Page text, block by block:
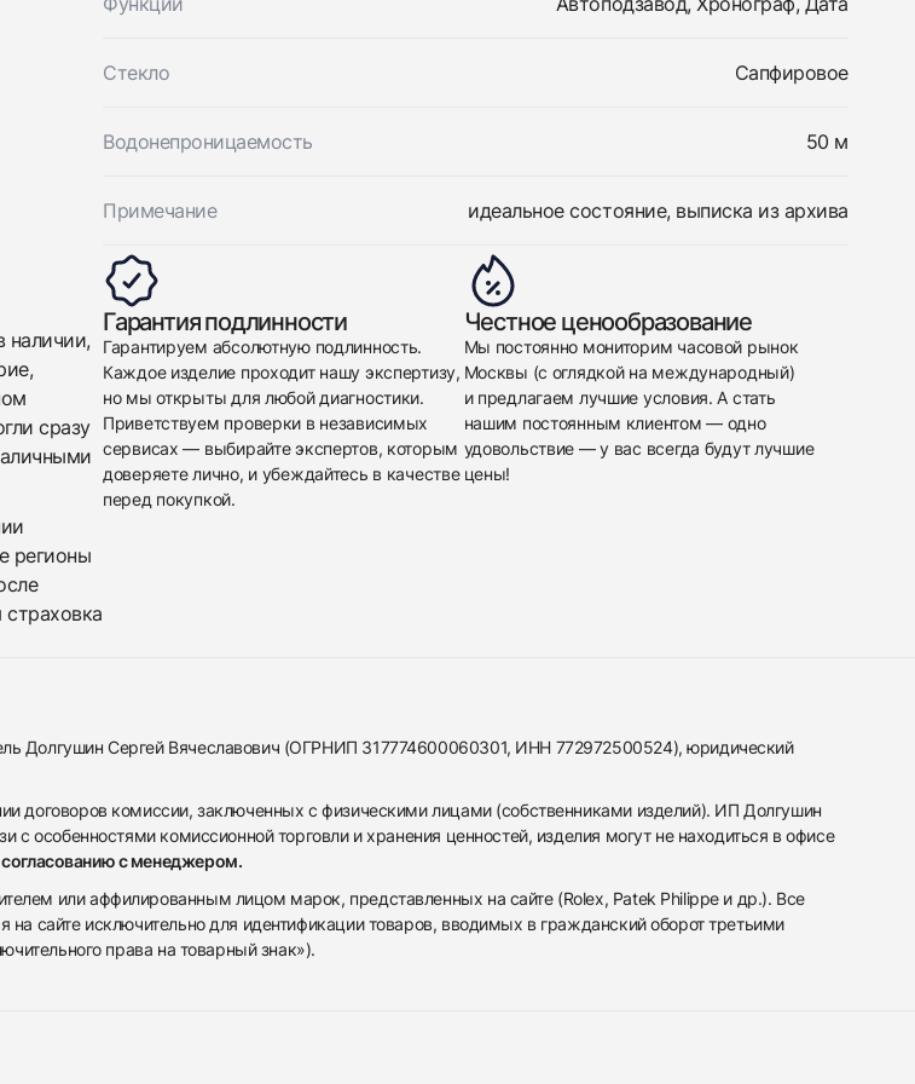
Стекло Сапфировое
Водонепроницаемость 50 м
Примечание идеальное состояние, выписка из архива
наличии,
сразу
регионы
Гарантия подлинности
Гарантируем абсолютную подлинность.
Каждое изделие проходит нашу экспертизу,
но мы открыты для любой диагностики.
Приветствуем проверки в независимых
сервисах — выбирайте экспертов, которым
доверяете лично, и убеждайтесь в качестве
перед покупкой.
Честное ценообразование
Мы постоянно мониторим часовой рынок
Москвы (с оглядкой на международный)
и предлагаем лучшие условия. А стать
нашим постоянным клиентом — одно
удовольствие — у вас всегда будут лучшие
цены!
Долгушин Сергей Вячеславович (ОГРНИП 317774600060301, ИНН 772972500524), юридический
договоров комиссии, заключенных с физическими лицами (собственниками изделий). ИП Долгушин
особенностями комиссионной торговли и хранения ценностей, изделия могут не находиться в офисе
с менеджером.
или аффилированным лицом марок, представленных на сайте (Rolex, Patek Philippe и др.). Все
на сайте исключительно для идентификации товаров, вводимых в гражданский оборот третьими
права на товарный знак»).
фото ваших часов…